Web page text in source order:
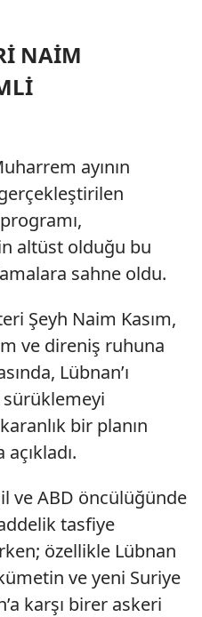
NAİM
ayının
altüst olduğu bu
sahne oldu.
Şeyh Naim Kasım,
ve direniş ruhuna
Lübnan’ı
bir planın
ve ABD öncülüğünde
tasfiye
özellikle Lübnan
ve yeni Suriye
karşı birer askeri